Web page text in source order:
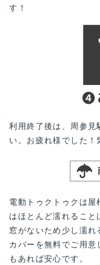
す！
利用終了後は、周参見
い。お疲れ様でした！
電動トゥクトゥクは
はほとんど濡れるこ
窓がないため少し濡
カバーを無料でご用意
もあれば安心です。